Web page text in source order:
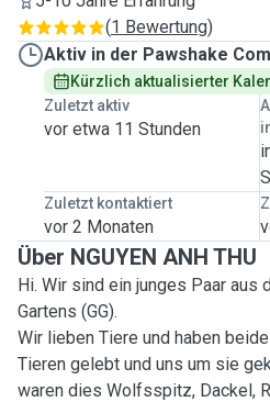
(1 Bewertung)
Aktiv in der Pawshake
Kürzlich aktualisierter
Zuletzt aktiv
vor etwa 11 Stunden
Zuletzt kontaktiert
vor 2 Monaten
Über NGUYEN ANH THU
Hi. Wir sind ein junges Paar aus
Gartens (GG).
Wir lieben Tiere und haben
Tieren gelebt und uns um sie
waren dies Wolfsspitz, Dackel,